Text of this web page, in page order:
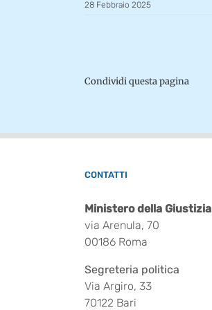
28 Febbraio 2025
Condividi questa pagina
CONTATTI
Ministero della Giustizia
via Arenula, 70
00186 Roma
Segreteria politica
Via Argiro, 33
70122 Bari